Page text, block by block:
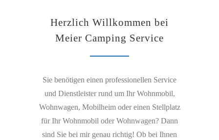
Herzlich Willkommen bei
Meier Camping Service
Sie benötigen einen professionellen Service
und Dienstleister rund um Ihr Wohnmobil,
Wohnwagen, Mobilheim oder einen Stellplatz
für Ihr Wohnmobil oder Wohnwagen? Dann
sind Sie bei mir genau richtig! Ob bei Ihnen